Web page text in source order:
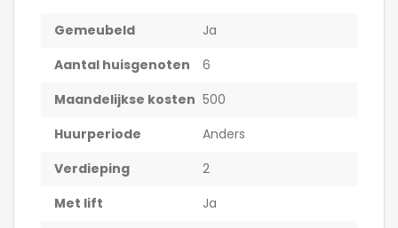
Gemeubeld
Ja
Aantal huisgenoten
6
Maandelijkse kosten 500
Huurperiode
Anders
Verdieping
2
Met lift
Ja